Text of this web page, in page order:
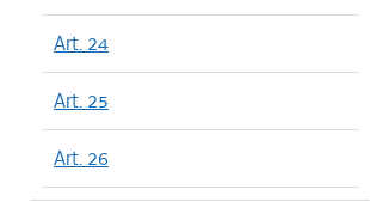
Art. 24
Art. 25
Art. 26